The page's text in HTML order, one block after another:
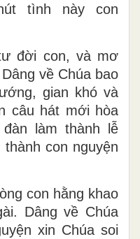
tình này con
đời con, và mơ
về Chúa bao
gian khó và
câu hát mới hòa
làm thành lễ
con nguyện
con hằng khao
Dâng về Chúa
xin Chúa soi